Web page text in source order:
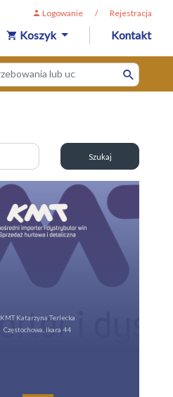
Logowanie / Rejestracja
Koszyk Kontakt
KMT Katarzyna Terlecka
Częstochowa, Ikara 44